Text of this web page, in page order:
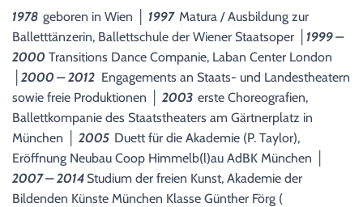
1978 geboren in Wien │ 1997 Matura / Ausbildung zur
Balletttänzerin, Ballettschule der Wiener Staatsoper │ 1999 –
2000 Transitions Dance Companie, Laban Center London
│2000 – 2012 Engagements an Staats- und Landestheatern
sowie freie Produktionen │2003 erste Choreografien,
Ballettkompanie des Staatstheaters am Gärtnerplatz in
München │2005 Duett für die Akademie (P. Taylor),
Eröffnung Neubau Coop Himmelb(l)au AdBK München │
2007 – 2014 Studium der freien Kunst, Akademie der
Bildenden Künste München Klasse Günther Förg (